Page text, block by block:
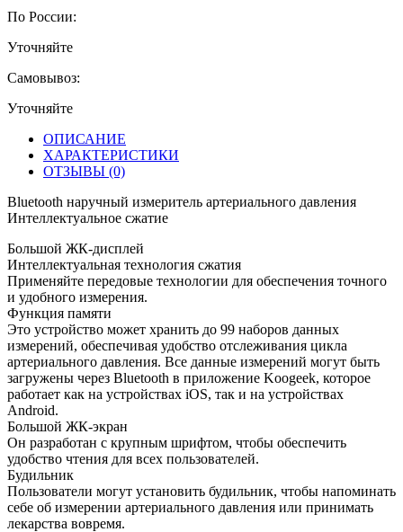
По России:
Уточняйте
Самовывоз:
Уточняйте
ОПИСАНИЕ
ХАРАКТЕРИСТИКИ
ОТЗЫВЫ (0)
Bluetooth наручный измеритель артериального давления
Интеллектуальное сжатие
Большой ЖК-дисплей
Интеллектуальная технология сжатия
Применяйте передовые технологии для обеспечения точного
и удобного измерения.
Функция памяти
Это устройство может хранить до 99 наборов данных
измерений, обеспечивая удобство отслеживания цикла
артериального давления. Все данные измерений могут быть
загружены через Bluetooth в приложение Koogeek, которое
работает как на устройствах iOS, так и на устройствах
Android.
Большой ЖК-экран
Он разработан с крупным шрифтом, чтобы обеспечить
удобство чтения для всех пользователей.
Будильник
Пользователи могут установить будильник, чтобы напоминать
себе об измерении артериального давления или принимать
лекарства вовремя.